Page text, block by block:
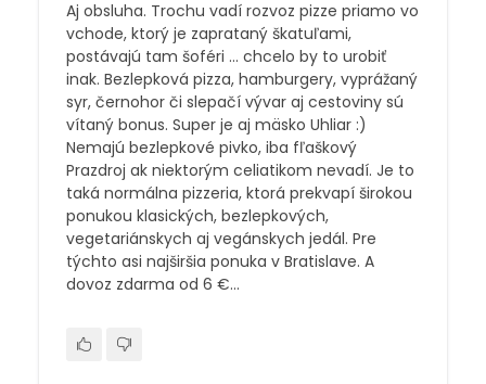
Aj obsluha. Trochu vadí rozvoz pizze priamo vo
vchode, ktorý je zaprataný škatuľami,
postávajú tam šoféri ... chcelo by to urobiť
inak. Bezlepková pizza, hamburgery, vyprážaný
syr, černohor či slepačí vývar aj cestoviny sú
vítaný bonus. Super je aj mäsko Uhliar :)
Nemajú bezlepkové pivko, iba fľaškový
Prazdroj ak niektorým celiatikom nevadí. Je to
taká normálna pizzeria, ktorá prekvapí širokou
ponukou klasických, bezlepkových,
vegetariánskych aj vegánskych jedál. Pre
týchto asi najširšia ponuka v Bratislave. A
dovoz zdarma od 6 €...